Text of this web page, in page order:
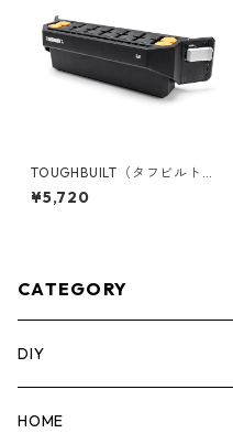
TOUGHBUILT（タフビルト）S
TACK TECH(スタックテック)
ハンドツールホルダー TB-B1-
¥5,720
CATEGORY
DIY
マーカー
HOME